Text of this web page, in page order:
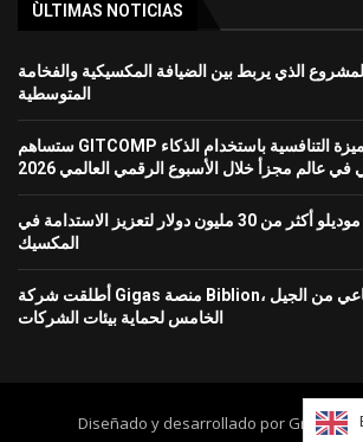
ÙLTIMAS NOTICIAS
الذي يربط بين الضيافة المكسيكية والفخامة
المتوسطية
ستساهم GITCOMP في تعزيز الميزة التنافسية باستخدام الذكاء
في عالم مجزأ خلال الأسبوع الرقمي العالمي 2026
خصصت مجموعة موديلو أكثر من 30 مليون دولار لتعزيز الاستدامة في
المكسيك
أطلقت شركة Gigas منصة Biblion، وهي منصة ذكاء اصطناعي من الجيل
الخامس لحماية بيئات الشركات
Diseñado y desarrollado por Grupo